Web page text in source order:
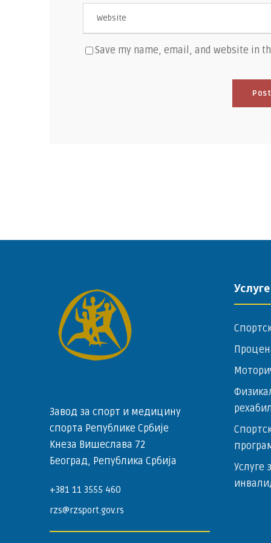
Save my name, email, and website in
Завод за спорт и медицину
спорта Републике Србије
Кнеза Вишеслава 72
Београд, Република Србија
+381 11 3555 460
rzs@rzsport.gov.rs
Услуге